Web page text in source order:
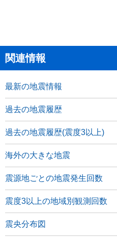
関連情報
最新の地震情報
過去の地震履歴
過去の地震履歴(震度3以上)
海外の大きな地震
震源地ごとの地震発生回数
震度3以上の地域別観測回数
震央分布図